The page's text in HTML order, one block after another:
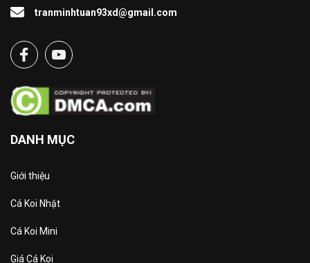
tranminhtuan93xd@gmail.com
DANH MỤC
Giới thiệu
Cá Koi Nhật
Cá Koi Mini
Giá Cá Koi